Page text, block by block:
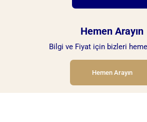
Hemen Arayın
Bilgi ve Fiyat için bizleri
Hemen Arayın